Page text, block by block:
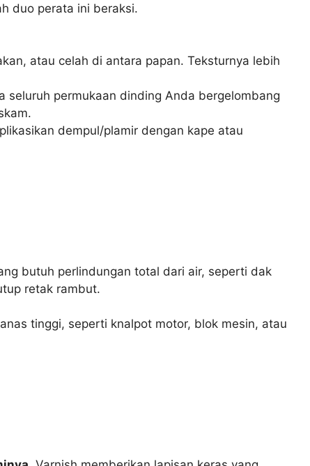
duo perata ini beraksi.
atau celah di antara papan. Teksturnya lebih
seluruh permukaan dinding Anda bergelombang
dempul/plamir dengan kape atau
butuh perlindungan total dari air, seperti dak
retak rambut.
tinggi, seperti knalpot motor, blok mesin, atau